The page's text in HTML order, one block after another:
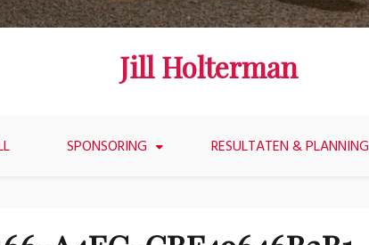
Jill Holterman
SPONSORING RESULTATEN & PLANNING